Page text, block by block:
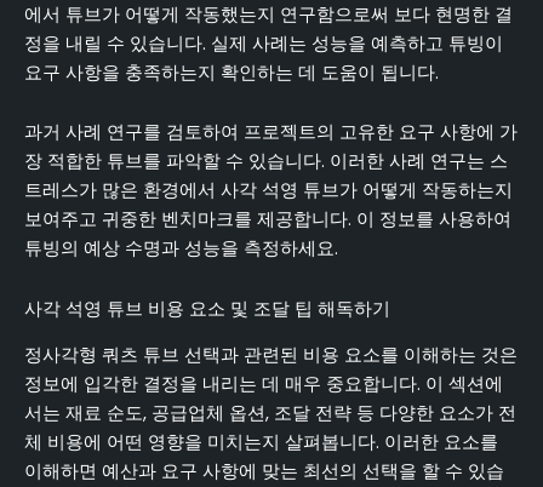
에서 튜브가 어떻게 작동했는지 연구함으로써 보다 현명한 결
정을 내릴 수 있습니다. 실제 사례는 성능을 예측하고 튜빙이
요구 사항을 충족하는지 확인하는 데 도움이 됩니다.
과거 사례 연구를 검토하여 프로젝트의 고유한 요구 사항에 가
장 적합한 튜브를 파악할 수 있습니다. 이러한 사례 연구는 스
트레스가 많은 환경에서 사각 석영 튜브가 어떻게 작동하는지
보여주고 귀중한 벤치마크를 제공합니다. 이 정보를 사용하여
튜빙의 예상 수명과 성능을 측정하세요.
사각 석영 튜브 비용 요소 및 조달 팁 해독하기
정사각형 쿼츠 튜브 선택과 관련된 비용 요소를 이해하는 것은
정보에 입각한 결정을 내리는 데 매우 중요합니다. 이 섹션에
서는 재료 순도, 공급업체 옵션, 조달 전략 등 다양한 요소가 전
체 비용에 어떤 영향을 미치는지 살펴봅니다. 이러한 요소를
이해하면 예산과 요구 사항에 맞는 최선의 선택을 할 수 있습